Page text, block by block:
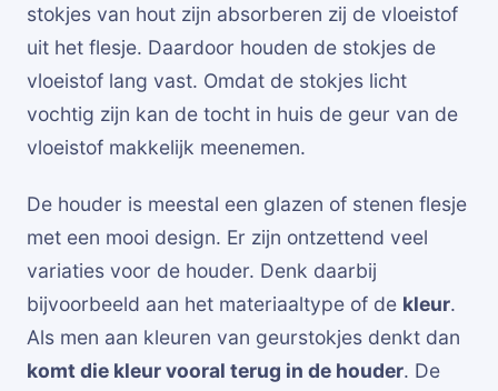
stokjes van hout zijn absorberen zij de vloeistof
uit het flesje. Daardoor houden de stokjes de
vloeistof lang vast. Omdat de stokjes licht
vochtig zijn kan de tocht in huis de geur van de
vloeistof makkelijk meenemen.
De houder is meestal een glazen of stenen flesje
met een mooi design. Er zijn ontzettend veel
variaties voor de houder. Denk daarbij
bijvoorbeeld aan het materiaaltype of de kleur.
Als men aan kleuren van geurstokjes denkt dan
komt die kleur vooral terug in de houder. De